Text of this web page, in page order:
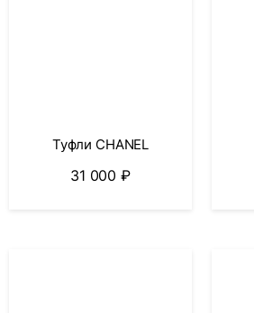
Туфли CHANEL
31 000₽